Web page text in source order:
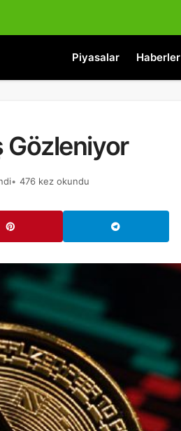
Piyasalar Haberler
Gözleniyor
476 kez okundu